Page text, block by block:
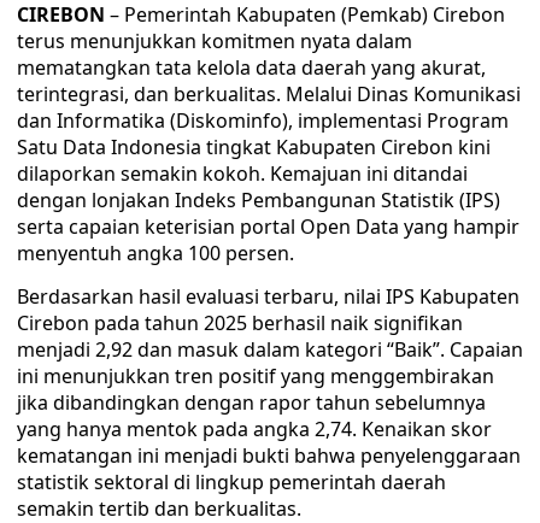
CIREBON – Pemerintah Kabupaten (Pemkab) Cirebon
terus menunjukkan komitmen nyata dalam
mematangkan tata kelola data daerah yang akurat,
terintegrasi, dan berkualitas. Melalui Dinas Komunikasi
dan Informatika (Diskominfo), implementasi Program
Satu Data Indonesia tingkat Kabupaten Cirebon kini
dilaporkan semakin kokoh. Kemajuan ini ditandai
dengan lonjakan Indeks Pembangunan Statistik (IPS)
serta capaian keterisian portal Open Data yang hampir
menyentuh angka 100 persen.
Berdasarkan hasil evaluasi terbaru, nilai IPS Kabupaten
Cirebon pada tahun 2025 berhasil naik signifikan
menjadi 2,92 dan masuk dalam kategori “Baik”. Capaian
ini menunjukkan tren positif yang menggembirakan
jika dibandingkan dengan rapor tahun sebelumnya
yang hanya mentok pada angka 2,74. Kenaikan skor
kematangan ini menjadi bukti bahwa penyelenggaraan
statistik sektoral di lingkup pemerintah daerah
semakin tertib dan berkualitas.